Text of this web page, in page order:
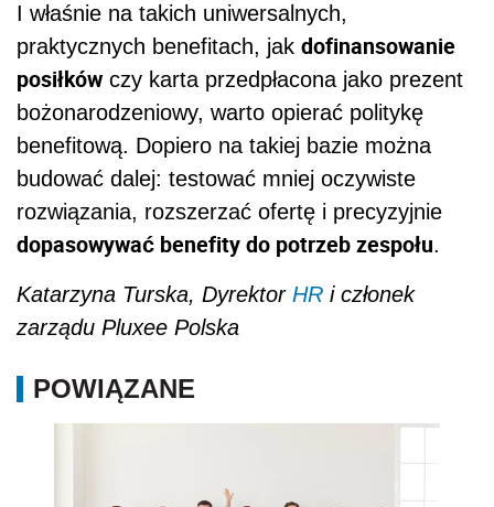
I właśnie na takich uniwersalnych,
praktycznych benefitach, jak dofinansowanie
posiłków czy karta przedpłacona jako prezent
bożonarodzeniowy, warto opierać politykę
benefitową. Dopiero na takiej bazie można
budować dalej: testować mniej oczywiste
rozwiązania, rozszerzać ofertę i precyzyjnie
dopasowywać benefity do potrzeb zespołu.
Katarzyna Turska, Dyrektor HR i członek
zarządu Pluxee Polska
POWIĄZANE